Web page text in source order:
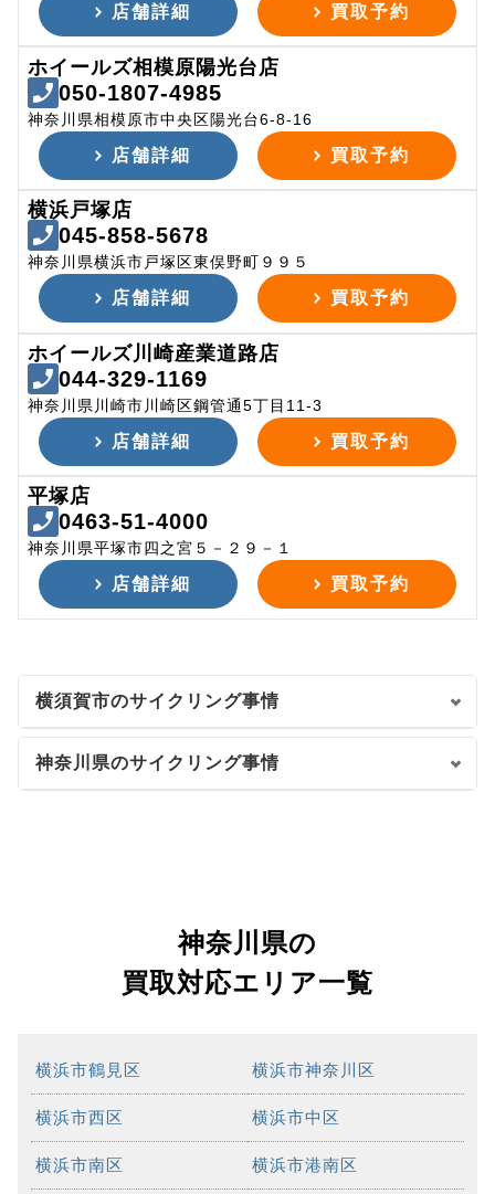
店舗詳細 買取予約
ホイールズ相模原陽光台店
050-1807-4985
神奈川県相模原市中央区陽光台6-8-16
店舗詳細 買取予約
横浜戸塚店
045-858-5678
神奈川県横浜市戸塚区東俣野町９９５
店舗詳細 買取予約
ホイールズ川崎産業道路店
044-329-1169
神奈川県川崎市川崎区鋼管通5丁目11-3
店舗詳細 買取予約
平塚店
0463-51-4000
神奈川県平塚市四之宮５－２９－１
店舗詳細 買取予約
横須賀市のサイクリング事情
神奈川県のサイクリング事情
神奈川県の
買取対応エリア一覧
横浜市鶴見区 横浜市神奈川区
横浜市西区 横浜市中区
横浜市南区 横浜市港南区